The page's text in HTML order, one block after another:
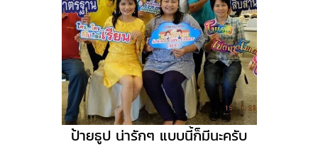
ป้ายธูป น่ารักๆ แบบนี้ก็มีนะครับ